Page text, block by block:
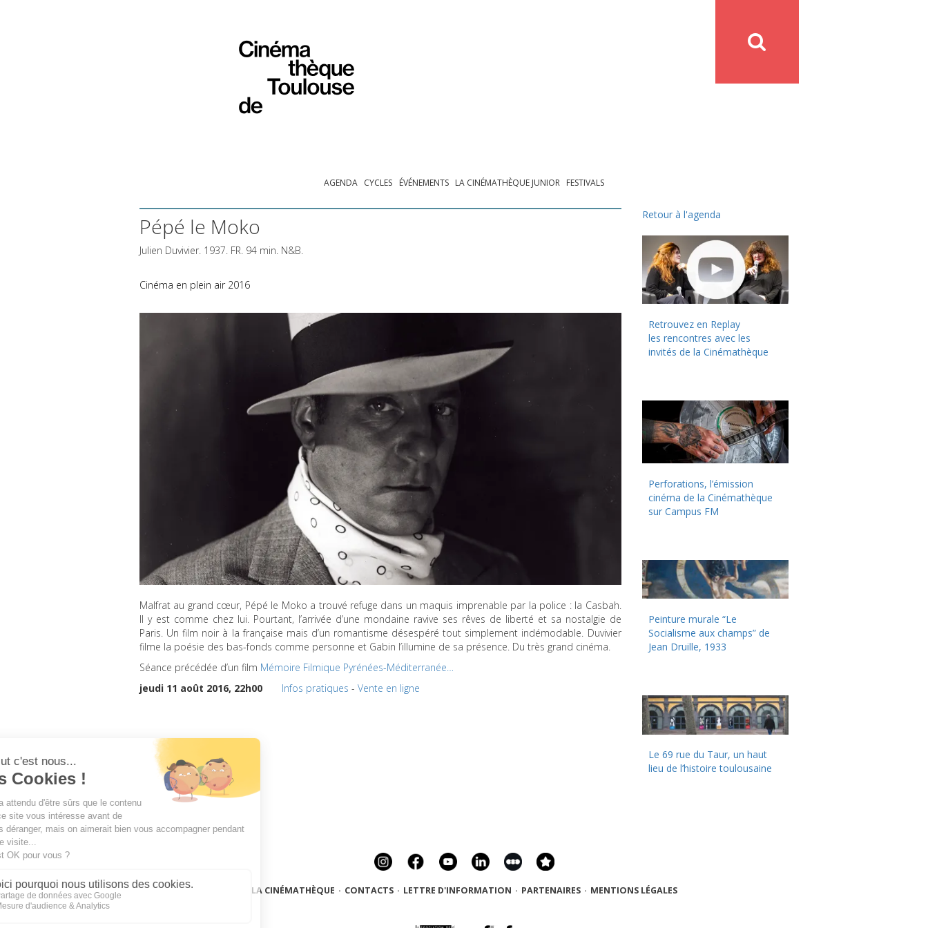
AGENDA CYCLES ÉVÉNEMENTS LA CINÉMATHÈQUE JUNIOR FESTIVALS
Pépé le Moko
Julien Duvivier. 1937. FR. 94 min. N&B.
Cinéma en plein air 2016
Malfrat au grand cœur, Pépé le Moko a trouvé refuge dans un maquis imprenable par la police : la Casbah.
Il y est comme chez lui. Pourtant, l’arrivée d’une mondaine ravive ses rêves de liberté et sa nostalgie de
Paris. Un film noir à la française mais d’un romantisme désespéré tout simplement indémodable. Duvivier
filme la poésie des bas-fonds comme personne et Gabin l’illumine de sa présence. Du très grand cinéma.
Séance précédée d’un film Mémoire Filmique Pyrénées-Méditerranée…
jeudi 11 août 2016, 22h00
Infos pratiques - Vente en ligne
Retour à l'agenda
Retrouvez en Replay
les rencontres avec les
invités de la Cinémathèque
Perforations, l’émission
cinéma de la Cinémathèque
sur Campus FM
Peinture murale “Le
Socialisme aux champs” de
Jean Druille, 1933
Le 69 rue du Taur, un haut
lieu de l’histoire toulousaine
LA CINÉMATHÈQUE · CONTACTS · LETTRE D'INFORMATION · PARTENAIRES · MENTIONS LÉGALES